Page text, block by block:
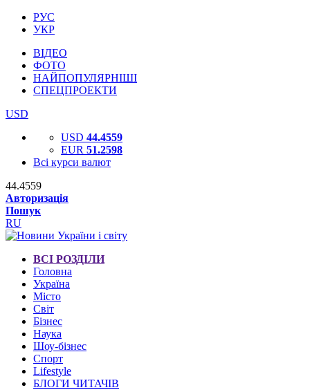
РУС
УКР
ВІДЕО
ФОТО
НАЙПОПУЛЯРНІШІ
СПЕЦПРОЕКТИ
USD
USD 44.4559
EUR 51.2598
Всі курси валют
44.4559
Авторизація
Пошук
RU
ВСІ РОЗДІЛИ
Головна
Україна
Місто
Світ
Бізнес
Наука
Шоу-бізнес
Спорт
Lifestyle
БЛОГИ ЧИТАЧІВ